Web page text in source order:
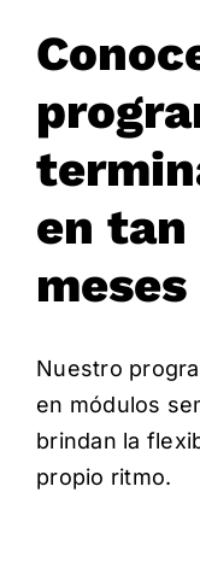
en tan
meses
Nuestro
en módulos
brindan la
propio ritmo.